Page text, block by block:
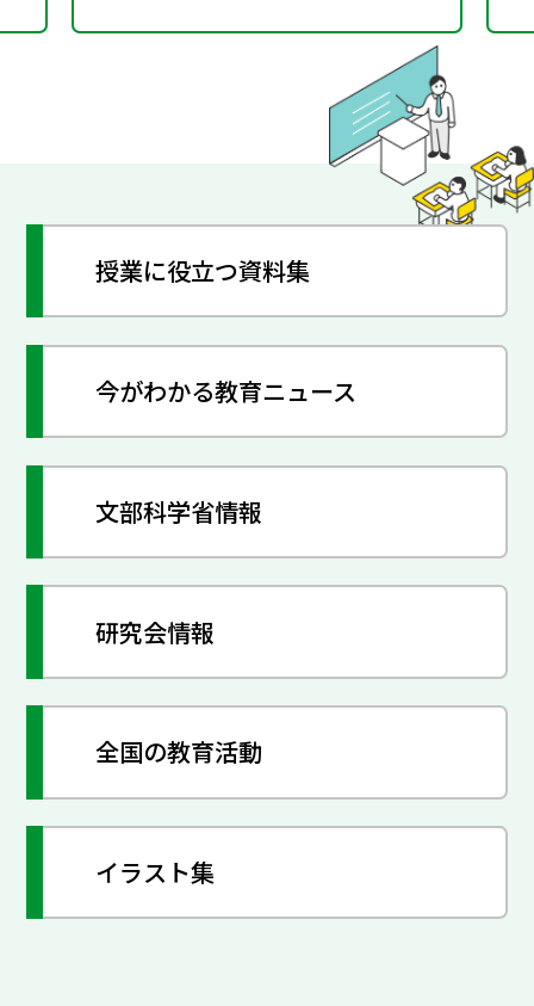
授業に役立つ資料集
今がわかる教育ニュース
文部科学省情報
研究会情報
全国の教育活動
イラスト集